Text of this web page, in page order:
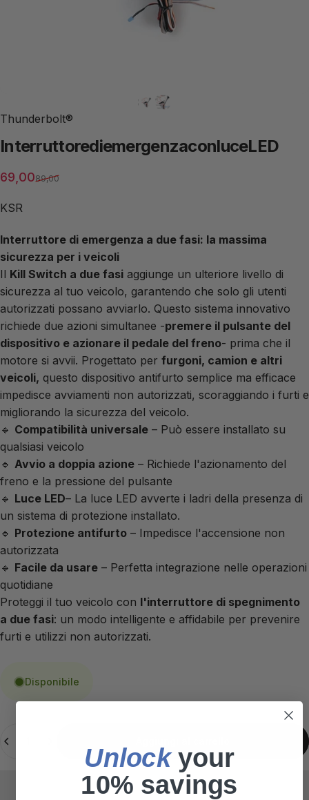
Thunderbolt®
InterruttorediemergenzaconluceLED
Prezzo di vendita
69,00
Prezzo normale
89,00
KSR
Interruttore di emergenza a due fasi: la massima
sicurezza per i veicoli
Il Kill Switch a due fasi aggiunge un ulteriore livello di
sicurezza al tuo veicolo, garantendo che solo gli utenti
autorizzati possano avviarlo. Questo sistema innovativo
richiede due azioni simultanee -premere il pulsante del
dispositivo e azionare il pedale del freno- prima che il
motore si avvii. Progettato per furgoni, camion e altri
veicoli, questo dispositivo antifurto semplice ma efficace
impedisce avviamenti non autorizzati, scoraggiando i furti e
migliorando la sicurezza del veicolo.
🔹 Compatibilità universale – Può essere installato su
qualsiasi veicolo
🔹 Avvio a doppia azione – Richiede l'azionamento del
freno e la pressione del pulsante
🔹 Luce LED– La luce LED avverte i ladri della presenza di
un sistema di protezione installato.
🔹 Protezione antifurto – Impedisce l'accensione non
autorizzata
🔹 Facile da usare – Perfetta integrazione nelle operazioni
quotidiane
Proteggi il tuo veicolo con l'interruttore di spegnimento
a due fasi: un modo intelligente e affidabile per prevenire
furti e utilizzi non autorizzati.
Disponibile
Unlock​ your
10% savings